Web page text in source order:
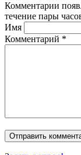
Комментарии
течение пары
Имя
Комментарий *